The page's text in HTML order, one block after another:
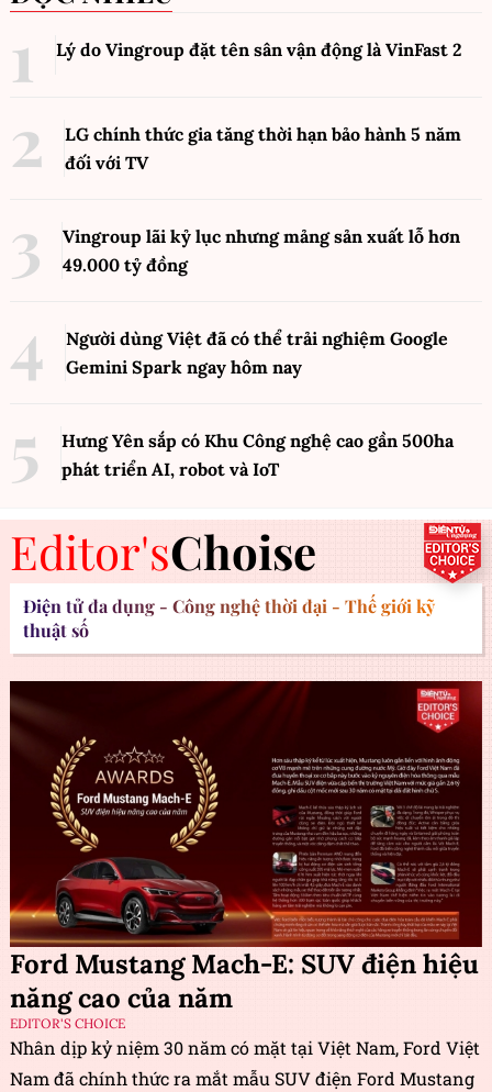
Lý do Vingroup đặt tên sân vận động là VinFast 2
LG chính thức gia tăng thời hạn bảo hành 5 năm
đối với TV
Vingroup lãi kỷ lục nhưng mảng sản xuất lỗ hơn
49.000 tỷ đồng
Người dùng Việt đã có thể trải nghiệm Google
Gemini Spark ngay hôm nay
Hưng Yên sắp có Khu Công nghệ cao gần 500ha
phát triển AI, robot và IoT
Editor'sChoise
Điện tử đa dụng - Công nghệ thời đại - Thế giới kỹ
thuật số
Ford Mustang Mach-E: SUV điện hiệu
năng cao của năm
EDITOR'S CHOICE
Nhân dịp kỷ niệm 30 năm có mặt tại Việt Nam, Ford Việt
Nam đã chính thức ra mắt mẫu SUV điện Ford Mustang